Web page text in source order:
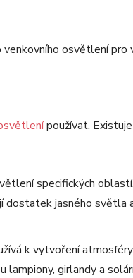
osvětlení pro
používat.
specifických
jasného světla
k vytvoření atmosféry
girlandy a